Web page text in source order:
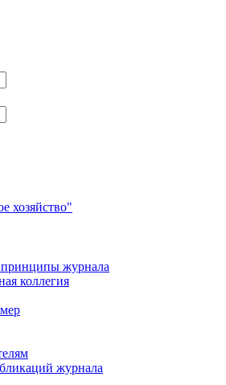
журнала
коллегия
журнала